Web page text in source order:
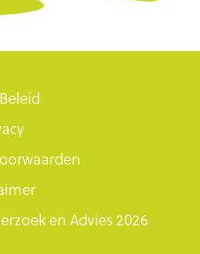
en Advies 2026